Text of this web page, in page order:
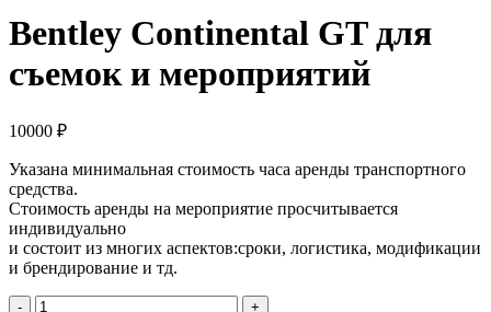
Bentley Continental GT для
съемок и мероприятий
10000 ₽
Указана минимальная стоимость часа аренды транспортного
средства.
Стоимость аренды на мероприятие просчитывается
индивидуально
и состоит из многих аспектов:сроки, логистика, модификации
и брендирование и тд.
Количество